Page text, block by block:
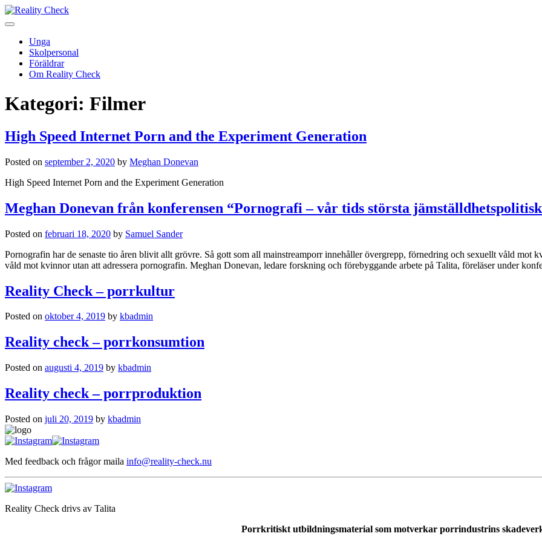
Unga
Skolpersonal
Föräldrar
Om Reality Check
Kategori: Filmer
High Speed Internet Porn and the Experiment Generation
Posted on september 2, 2020 by Meghan Donevan
High Speed Internet Porn and the Experiment Generation
Meghan Donevan från konferensen “Pornografi – vår tids största
Posted on februari 18, 2020 by Samuel Sander
Pornografin har de senaste tio åren blivit allt grövre. Så gott som all mainstreamporr innehåller övergrepp, förnedring och sexuellt våld mot
våld mot kvinnor utan att adressera pornografin. Meghan Donevan, ledare forskning och förebyggande arbete på Talita, föreläser under
Reality Check – porrkultur
Posted on oktober 4, 2019 by kbadmin
Reality check – porrkonsumtion
Posted on augusti 4, 2019 by kbadmin
Reality check – porrproduktion
Posted on juli 20, 2019 by kbadmin
Med feedback och frågor maila info@reality-check.nu
Reality Check drivs av Talita
Porrkritiskt utbildningsmaterial som motverkar porrindustrins